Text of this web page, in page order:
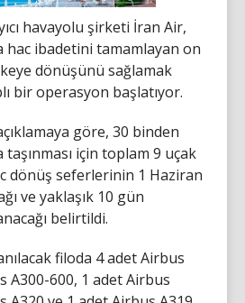
havayolu şirketi İran Air,
hac ibadetini tamamlayan on
dönüşünü sağlamak
bir operasyon başlatıyor.
göre, 30 binden
taşınması için toplam 9 uçak
dönüş seferlerinin 1 Haziran
ve yaklaşık 10 gün
belirtildi.
filoda 4 adet Airbus
A300-600, 1 adet Airbus